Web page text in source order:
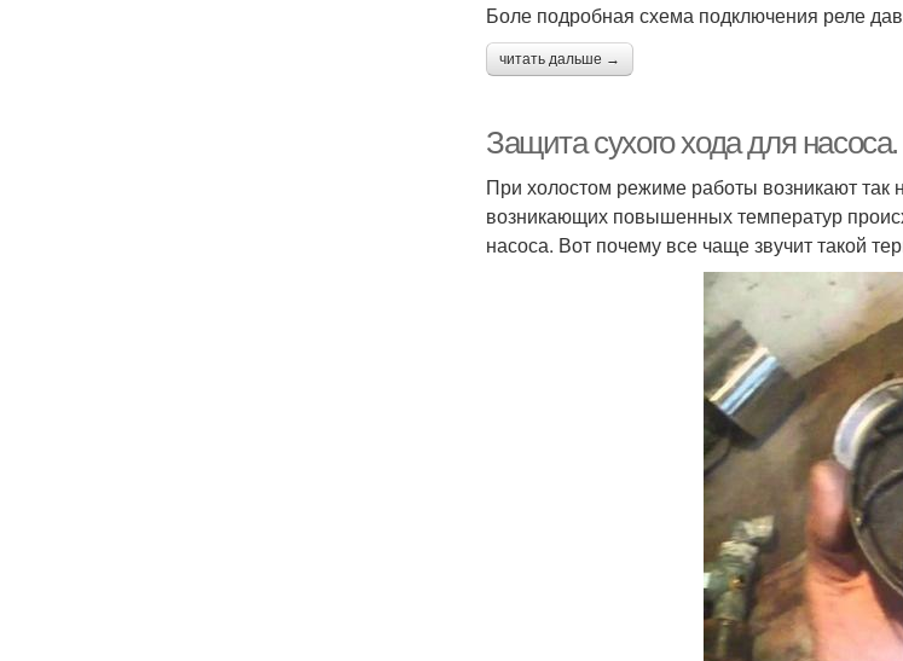
Боле подробная схема подключения реле
читать дальше →
Защита сухого хода для
При холостом режиме работы возникают так
возникающих повышенных температур
насоса. Вот почему все чаще звучит такой